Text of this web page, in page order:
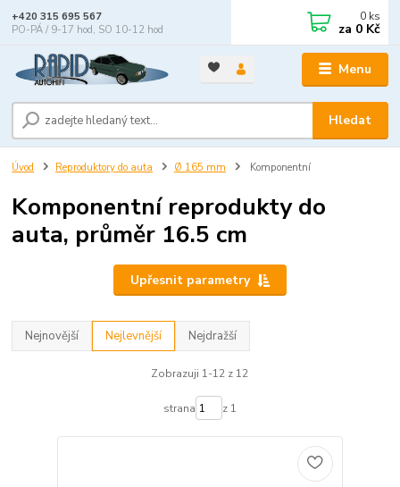
Menu
Hledat
+420 315 695 567
PO-PÁ / 9-17 hod, SO 10-12 hod
0 ks
za 0 Kč
Úvod Reproduktory do auta Ø 165 mm Komponentní
Komponentní reprodukty do
auta, průměr 16.5 cm
Upřesnit parametry
Nejnovější Nejlevnější Nejdražší
Zobrazuji 1-12 z 12
strana z 1